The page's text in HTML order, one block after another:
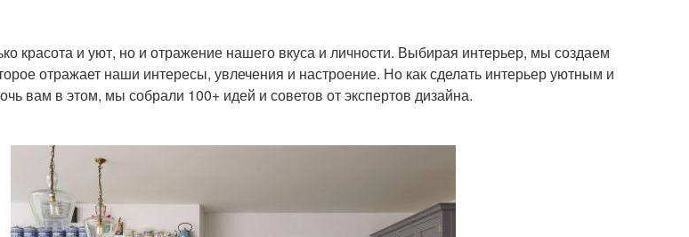
красота и уют, но и отражение нашего вкуса и личности. Выбирая интерьер, мы создаем
отражает наши интересы, увлечения и настроение. Но как сделать интерьер уютным и
вам в этом, мы собрали 100+ идей и советов от экспертов дизайна.